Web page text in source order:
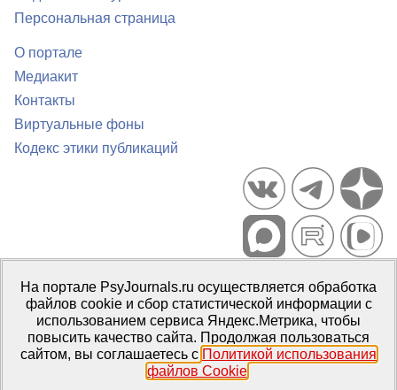
Персональная страница
О портале
Медиакит
Контакты
Виртуальные фоны
Кодекс этики публикаций
Портал психологических изданий PsyJournals.ru, 2007–2026
Правила использования материалов
Свидетельство регистрации СМИЭл № ФС77-66447 от 14 июля
2016 г.
Издатель: ФГБОУ ВО МГППУ
На портале PsyJournals.ru осуществляется обработка
файлов cookie и сбор статистической информации с
использованием сервиса Яндекс.Метрика, чтобы
повысить качество сайта. Продолжая пользоваться
сайтом, вы соглашаетесь с Политикой использования
файлов Cookie.